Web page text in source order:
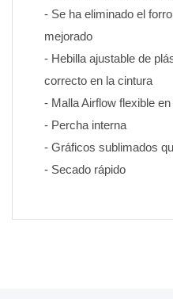
- Se ha eliminado el
mejorado
- Hebilla ajustable de
correcto en la cintura
- Malla Airflow flexible
- Percha interna
- Gráficos sublimados
- Secado rápido